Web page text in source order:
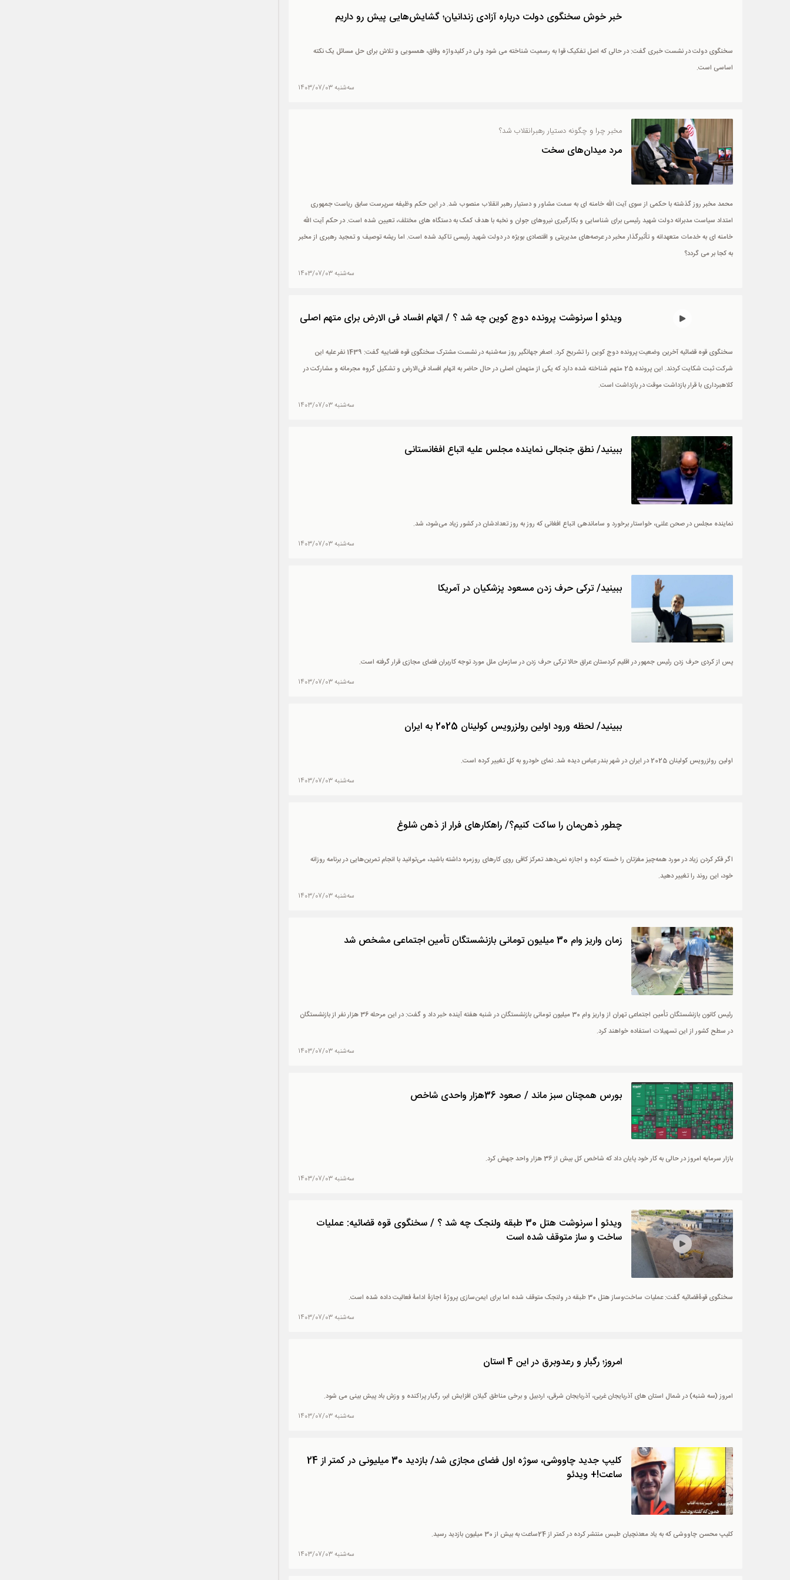
خبر خوش سخنگوی دولت درباره آزادی زندانیان؛ گشایش‌هایی پیش رو داریم
سخنگوی دولت در نشست خبری گفت: در حالی که اصل تفکیک قوا به رسمیت شناخته می شود ولی در کلیدواژه وفاق، همسویی و تلاش برای حل مسائل یک نکته
اساسی است.
سه‌شنبه 1403/07/03
مخبر چرا و چگونه دستیار رهبرانقلاب شد؟
مرد میدان‌های سخت
محمد مخبر روز گذشته با حکمی از سوی آیت الله خامنه ای به سمت مشاور و دستیار رهبر انقلاب منصوب شد. در این حکم وظیفه سرپرست سابق ریاست جمهوری
امتداد سیاست مدبرانه دولت شهید رئیسی برای شناسایی و بکارگیری نیروهای جوان و نخبه با هدف کمک به دستگاه های مختلف، تعیین شده است. در حکم آیت الله
خامنه ای به خدمات متعهدانه و تأثیرگذار مخبر در عرصه‌های مدیریتی و اقتصادی بویژه در دولت شهید رئیسی تاکید شده است. اما ریشه توصیف و تمجید رهبری از مخبر
به کجا بر می گردد؟
سه‌شنبه 1403/07/03
ویدئو l سرنوشت پرونده دوج کوین چه شد ؟ / اتهام افساد فی الارض برای متهم اصلی
سخنگوی قوه قضائیه آخرین وضعیت پرونده دوج کوین را تشریح کرد. اصغر جهانگیر روز سه‌شنبه در نشست مشترک سخنگوی قوه قضاییه گفت: 1439 نفر علیه این
شرکت ثبت شکایت کردند. این پرونده 25 متهم شناخته شده دارد که یکی از متهمان اصلی در حال حاضر به اتهام افساد فی‌الارض و تشکیل گروه مجرمانه و مشارکت در
کلاهبرداری با قرار بازداشت موقت در بازداشت است.
سه‌شنبه 1403/07/03
ببینید/ نطق جنجالی نماینده مجلس علیه اتباع افغانستانی
نماینده مجلس در صحن علنی، خواستار برخورد و ساماندهی اتباع افغانی که روز به روز تعدادشان در کشور زیاد می‌شود، شد.
سه‌شنبه 1403/07/03
ببینید/ ترکی حرف زدن مسعود پزشکیان در آمریکا
پس از کردی حرف زدن رئیس جمهور در اقلیم کردستان عراق حالا ترکی حرف زدن در سازمان ملل مورد توجه کاربران فضای مجازی قرار گرفته است.
سه‌شنبه 1403/07/03
ببینید/ لحظه ورود اولین رولزرویس کولینان 2025 به ایران
اولین رولزرویس کولینان 2025 در ایران در شهر بندر عباس دیده شد. نمای خودرو به کل تغییر کرده است.
سه‌شنبه 1403/07/03
چطور ذهن‌مان را ساکت کنیم؟/ راهکارهای فرار از ذهن شلوغ
اگر فکر کردن زیاد در مورد همه‌چیز مغزتان را خسته کرده و اجازه نمی‌دهد تمرکز کافی روی کارهای روزمره داشته باشید، می‌توانید با انجام تمرین‌هایی در برنامه‌ روزانه
خود، این روند را تغییر دهید.
سه‌شنبه 1403/07/03
زمان واریز وام 30 میلیون تومانی بازنشستگان تأمین اجتماعی مشخص شد
رئیس کانون بازنشستگان تأمین اجتماعی تهران از واریز وام 30 میلیون تومانی بازنشستگان در شنبه هفته آینده خبر داد و گفت: در این مرحله 36 هزار نفر از بازنشستگان
در سطح کشور از این تسهیلات استفاده خواهند کرد.
سه‌شنبه 1403/07/03
بورس همچنان سبز ماند / صعود 36هزار واحدی شاخص
بازار سرمایه امروز در حالی به کار خود پایان داد که شاخص کل بیش از 36 هزار واحد جهش کرد.
سه‌شنبه 1403/07/03
ویدئو l سرنوشت هتل 30 طبقه ولنجک چه شد ؟ / سخنگوی قوه قضائیه: عملیات
ساخت و ساز متوقف شده است
سخنگوی قوۀ‌قضائیه گفت: عملیات ساخت‌وساز هتل 30 طبقه‌ در ولنجک متوقف شده اما برای ایمن‌سازی پروژۀ اجازۀ ادامۀ فعالیت داده شده است.
سه‌شنبه 1403/07/03
امروز؛ رگبار و رعدوبرق در این 4 استان‌
امروز (سه شنبه) در شمال استان های آذربایجان غربی، آذربایجان شرقی، اردبیل و برخی مناطق گیلان افزایش ابر، رگبار پراکنده و وزش باد پیش بینی می شود.
سه‌شنبه 1403/07/03
کلیپ جدید چاووشی، سوژه اول فضای مجازی شد/ بازدید 30 میلیونی در کمتر از 24
ساعت!+ ویدئو
کلیپ محسن چاووشی که به یاد معدنچیان طبس منتشر کرده در کمتر از 24ساعت به بیش از 30 میلیون بازدید رسید.
سه‌شنبه 1403/07/03